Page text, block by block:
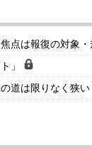
点は報復の対象
」
道は限りなく狭い